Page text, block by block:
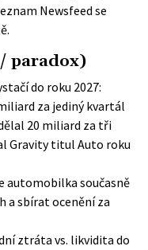
Newsfeed se
paradox)
do roku 2027:
za jediný kvartál
20 miliard za tři
Gravity titul Auto roku
automobilka současně
a sbírat ocenění za
ztráta vs. likvidita do